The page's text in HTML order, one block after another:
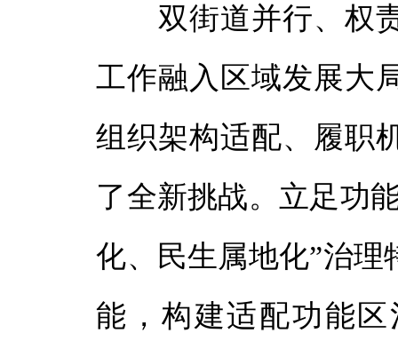
双街道并行、权责
工作融入区域发展大
组织架构适配、履职
了全新挑战。立足功
化、民生属地化”治
能，构建适配功能